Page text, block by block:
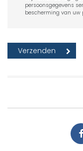
persoonsgegevens
bescherming van uw